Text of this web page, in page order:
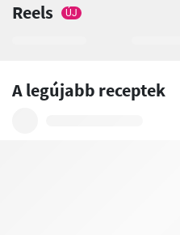
Reels ÚJ
A legújabb receptek